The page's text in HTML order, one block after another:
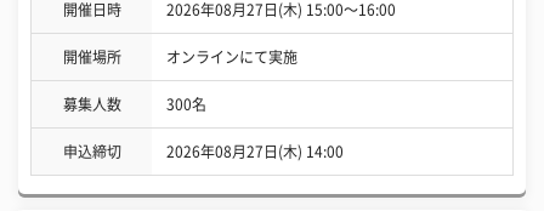
開催日時 2026年08月27日(木) 15:00〜16:00
開催場所 オンラインにて実施
募集人数 300名
申込締切 2026年08月27日(木) 14:00